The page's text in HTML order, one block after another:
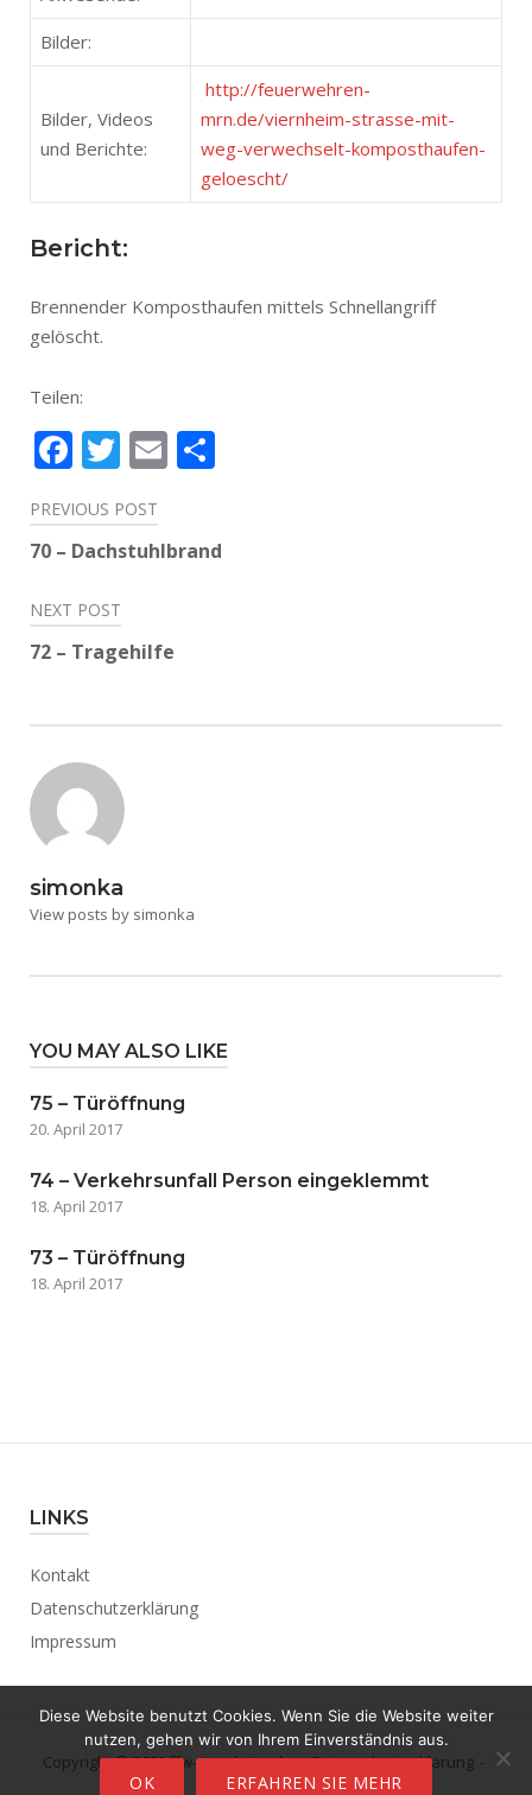
Bilder:
Bilder, Videos
und Berichte:
http://feuerwehren-
mrn.de/viernheim-strasse-mit-
weg-verwechselt-komposthaufen-
geloescht/
Bericht:
Brennender Komposthaufen mittels Schnellangriff
gelöscht.
Teilen:
Facebook
Twitter
Email
Beitragsnavigation
PREVIOUS POST
70 – Dachstuhlbrand
NEXT POST
72 – Tragehilfe
simonka
View posts by simonka
YOU MAY ALSO LIKE
75 – Türöffnung
20. April 2017
74 – Verkehrsunfall Person eingeklemmt
18. April 2017
73 – Türöffnung
18. April 2017
LINKS
Kontakt
Datenschutzerklärung
Impressum
Copyright © 2023 ffw-viernheim.de.
Datenschutzerklärung
Theme byPuro
Diese Website benutzt Cookies. Wenn Sie die Website weiter
nutzen, gehen wir von Ihrem Einverständnis aus.
OK ERFAHREN SIE MEHR